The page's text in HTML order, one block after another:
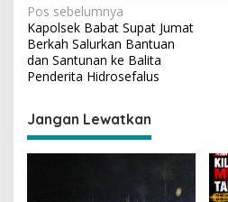
N
a
v
g
a
Pos sebelumnya
Kapolsek Babat Supat Jumat
Berkah Salurkan Bantuan
dan Santunan ke Balita
Penderita Hidrosefalus
Jangan Lewatkan